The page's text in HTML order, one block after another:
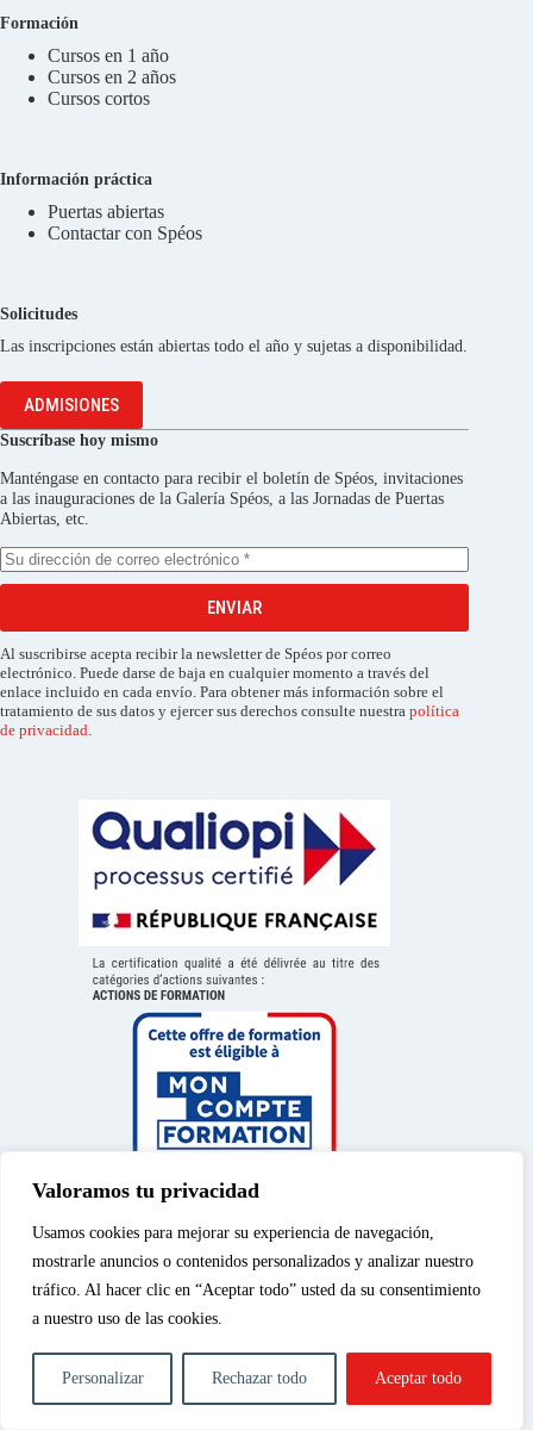
Valoramos tu privacidad
Usamos cookies para mejorar su experiencia de navegación,
mostrarle anuncios o contenidos personalizados y analizar nuestro
tráfico. Al hacer clic en “Aceptar todo” usted da su consentimiento
a nuestro uso de las cookies.
Personalizar Rechazar todo Aceptar todo
Formación
Cursos en 1 año
Cursos en 2 años
Cursos cortos
Información práctica
Puertas abiertas
Contactar con Spéos
Solicitudes
Las inscripciones están abiertas todo el año y sujetas a disponibilidad.
ADMISIONES
Suscríbase hoy mismo
Manténgase en contacto para recibir el boletín de Spéos, invitaciones
a las inauguraciones de la Galería Spéos, a las Jornadas de Puertas
Abiertas, etc.
ENVIAR
Al suscribirse acepta recibir la newsletter de Spéos por correo
electrónico. Puede darse de baja en cualquier momento a través del
enlace incluido en cada envío. Para obtener más información sobre el
tratamiento de sus datos y ejercer sus derechos consulte nuestra política
de privacidad.
Aviso legal|Política de
privacidad|Política de
© 2026 – Spéos, curso
privado de enseñanza